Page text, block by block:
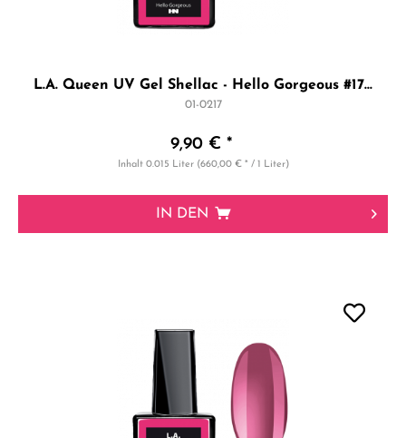
L.A. Queen UV Gel Shellac - Hello Gorgeous #17...
01-0217
9,90 € *
Inhalt 0.015 Liter (660,00 € * / 1 Liter)
IN DEN